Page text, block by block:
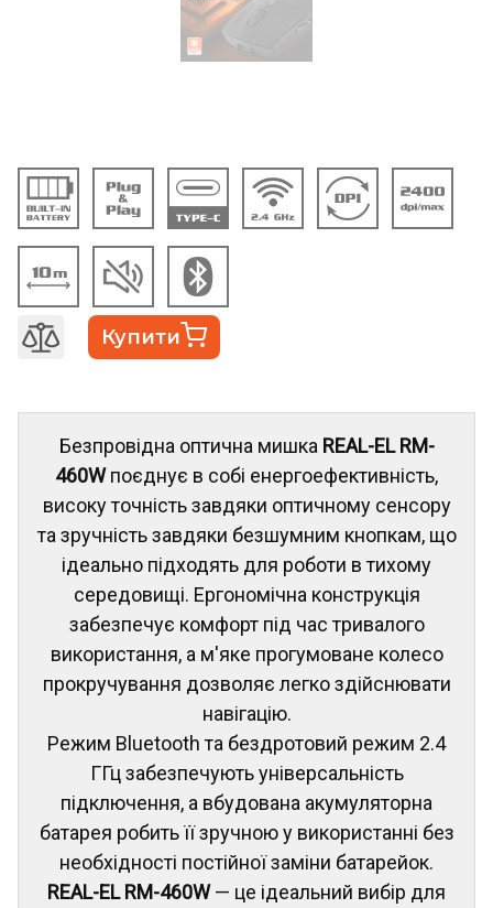
Купити
Безпровідна оптична мишка REAL-EL RM-
460Wпоєднує в собі енергоефективність,
високу точність завдяки оптичному сенсору
та зручність завдяки безшумним кнопкам, що
ідеально підходять для роботи в тихому
середовищі. Ергономічна конструкція
забезпечує комфорт під час тривалого
використання, а м'яке прогумоване колесо
прокручування дозволяє легко здійснювати
навігацію.
Режим Bluetooth та бездротовий режим 2.4
ГГц забезпечують універсальність
підключення, а вбудована акумуляторна
батарея робить її зручною у використанні без
необхідності постійної заміни батарейок.
REAL-EL RM-460W— це ідеальний вибір для